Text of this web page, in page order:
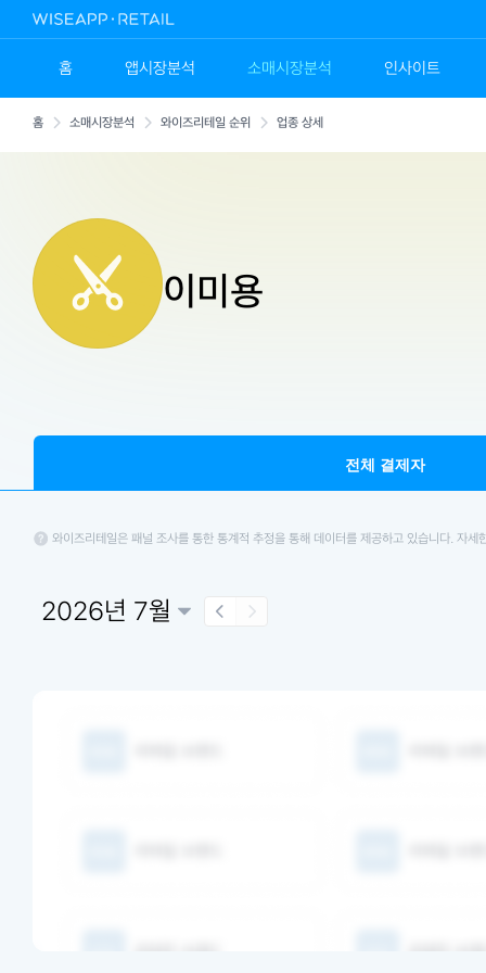
홈 앱시장분석 소매시장분석 인사이트
홈 소매시장분석 와이즈리테일 순위 업종 상세
이미용
전체 결제자
와이즈리테일은 패널 조사를 통한 통계적 추정을 통해 데이터를 제공하고 있습니다. 자세
2026년 7월